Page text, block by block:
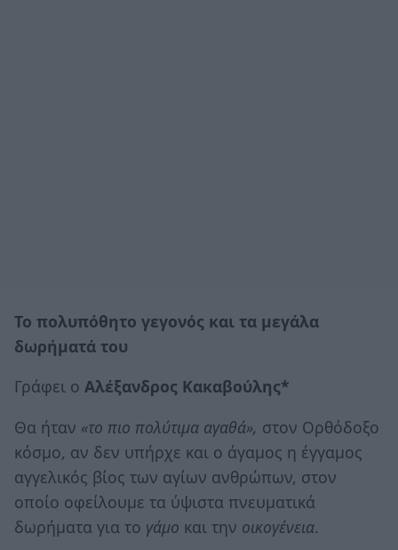
Το πολυπόθητο γεγονός και τα μεγάλα
δωρήματά του
Γράφει ο Αλέξανδρος Κακαβούλης*
Θα ήταν «το πιο πολύτιμα αγαθά», στον Ορθόδοξο
κόσμο, αν δεν υπήρχε και ο άγαμος η έγγαμος
αγγελικός βίος των αγίων ανθρώπων, στον
οποίο οφείλουμε τα ύψιστα πνευματικά
δωρήματα για το γάμο και την οικογένεια.